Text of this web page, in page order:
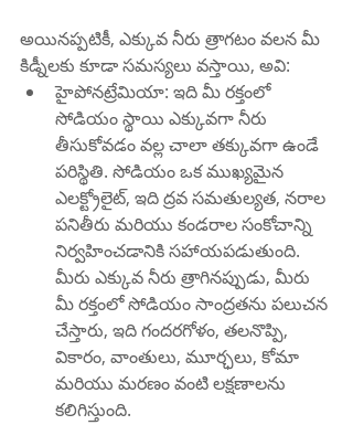
అయినప్పటికీ, ఎక్కువ నీరు త్రాగటం వలన మీ
కిడ్నీలకు కూడా సమస్యలు వస్తాయి, అవి:
హైపోనట్రేమియా: ఇది మీ రక్తంలో
సోడియం స్థాయి ఎక్కువగా నీరు
తీసుకోవడం వల్ల చాలా తక్కువగా ఉండే
పరిస్థితి. సోడియం ఒక ముఖ్యమైన
ఎలక్ట్రోలైట్, ఇది ద్రవ సమతుల్యత, నరాల
పనితీరు మరియు కండరాల సంకోచాన్ని
నిర్వహించడానికి సహాయపడుతుంది.
మీరు ఎక్కువ నీరు త్రాగినప్పుడు, మీరు
మీ రక్తంలో సోడియం సాంద్రతను పలుచన
చేస్తారు, ఇది గందరగోళం, తలనొప్పి,
వికారం, వాంతులు, మూర్ఛలు, కోమా
మరియు మరణం వంటి లక్షణాలను
కలిగిస్తుంది.